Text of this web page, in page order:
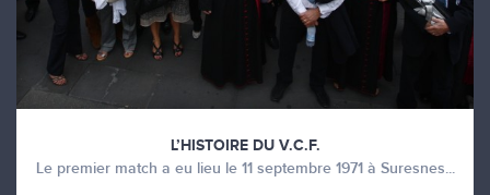
L’HISTOIRE DU V.C.F.
Le premier match a eu lieu le 11 septembre 1971 à Suresnes...